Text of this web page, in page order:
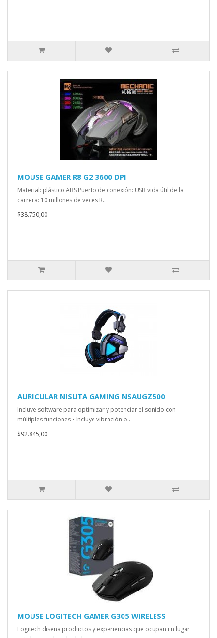
MOUSE GAMER R8 G2 3600 DPI
Material: plástico ABS Puerto de conexión: USB vida útil de la
carrera: 10 millones de veces R..
$38.750,00
AURICULAR NISUTA GAMING NSAUGZ500
Incluye software para optimizar y potenciar el sonido con
múltiples funciones • Incluye vibración p..
$92.845,00
MOUSE LOGITECH GAMER G305 WIRELESS
Logitech diseña productos y experiencias que ocupan un lugar